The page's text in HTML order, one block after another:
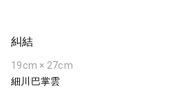
糾結
19cm × 27cm
細川巴掌雲